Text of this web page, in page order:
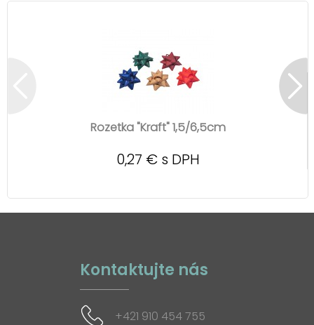
Rozetka "Kraft" 1,5/6,5cm
0,27 € s DPH
Kontaktujte nás
+421 910 454 755